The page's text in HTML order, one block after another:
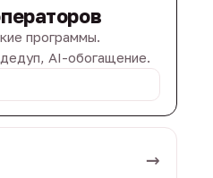
программы.
AI-обогащение.
→